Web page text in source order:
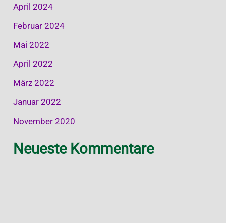
April 2024
Februar 2024
Mai 2022
April 2022
März 2022
Januar 2022
November 2020
Neueste Kommentare